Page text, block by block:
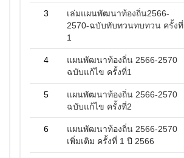
3
เล่มแผนพัฒนาท้องถิ่น2566-
2570-ฉบับทับทวนทบทวน ครั้งที่
1
4
แผนพัฒนาท้องถิ่น 2566-2570
ฉบับแก้ไข ครั้งที่1
5
แผนพัฒนาท้องถิ่น 2566-2570
ฉบับแก้ไข ครั้งที่2
6
แผนพัฒนาท้องถิ่น 2566-2570
เพิ่มเติม ครั้งที่ 1 ปี 2566